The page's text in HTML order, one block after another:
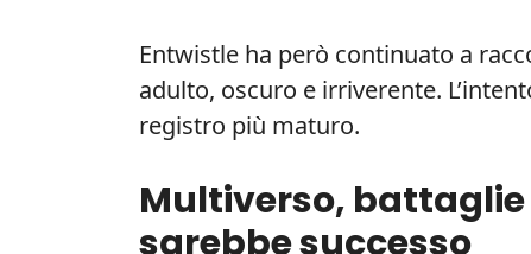
Entwistle ha però continuato a
adulto, oscuro e irriverente.
registro più maturo.
Multiverso, battaglie
sarebbe successo